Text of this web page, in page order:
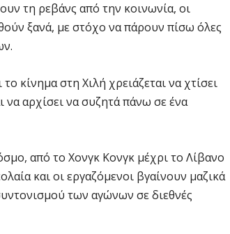
τη ρεβάνς από την κοινωνία, οι
ξανά, με στόχο να πάρουν πίσω όλες
κίνημα στη Χιλή χρειάζεται να χτίσει
να αρχίσει να συζητά πάνω σε ένα
από το Χονγκ Κονγκ μέχρι το Λίβανο
και οι εργαζόμενοι βγαίνουν μαζικά
των αγώνων σε διεθνές